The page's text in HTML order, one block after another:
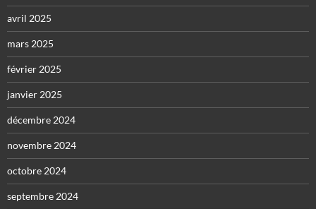
avril 2025
mars 2025
février 2025
janvier 2025
décembre 2024
novembre 2024
octobre 2024
septembre 2024